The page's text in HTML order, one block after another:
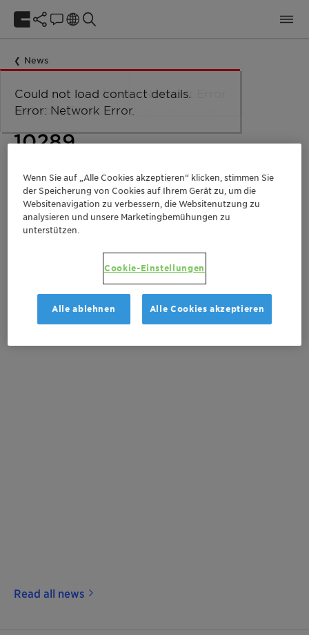
News
Juni 10, 2019
10289
Health Care Trade Release Greater China
Diese Medienmitteilung ist in weiteren
zh-CN
Read all news
Wenn Sie auf „Alle Cookies akzeptieren“ klicken, stimmen Sie
der Speicherung von Cookies auf Ihrem Gerät zu, um die
Websitenavigation zu verbessern, die Websitenutzung zu
analysieren und unsere Marketingbemühungen zu
unterstützen.
Cookie-Einstellungen
Alle ablehnen Alle Cookies akzeptieren
Could not load taxonomy. Error:
Network Error.
Could not load the organizational
unit structure. Error: Network Error.
Could not load labels. Error:
Network Error.
Network Error
Could not load contact details.
Error: Network Error.